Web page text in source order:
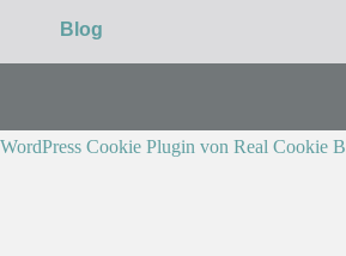
Blog
WordPress Cookie Plugin von Real Cookie